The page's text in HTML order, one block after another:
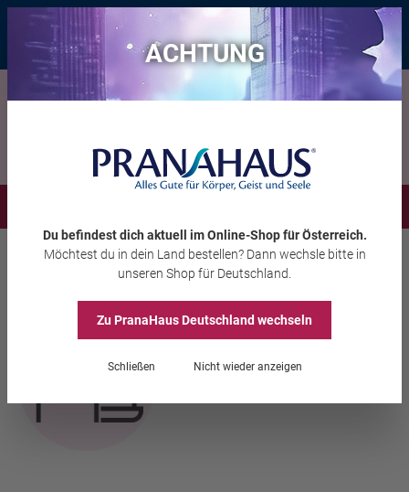
Bis zu 20 € Rabatt* mit dem Vorteils-Codeeintauchen , gültig bis
11.08.2026
Inspiration Webinare
Webinare Psychologie
Wir lernen uns kennen, wenn wir uns trennen
ACHTUNG
Du befindest dich aktuell im Online-Shopfür Österreich.
Möchtest du in dein Land bestellen? Dann wechsle bitte in
unseren Shop für Deutschland
Zu PranaHausDeutschland wechseln
Schließen Nicht wieder anzeigen